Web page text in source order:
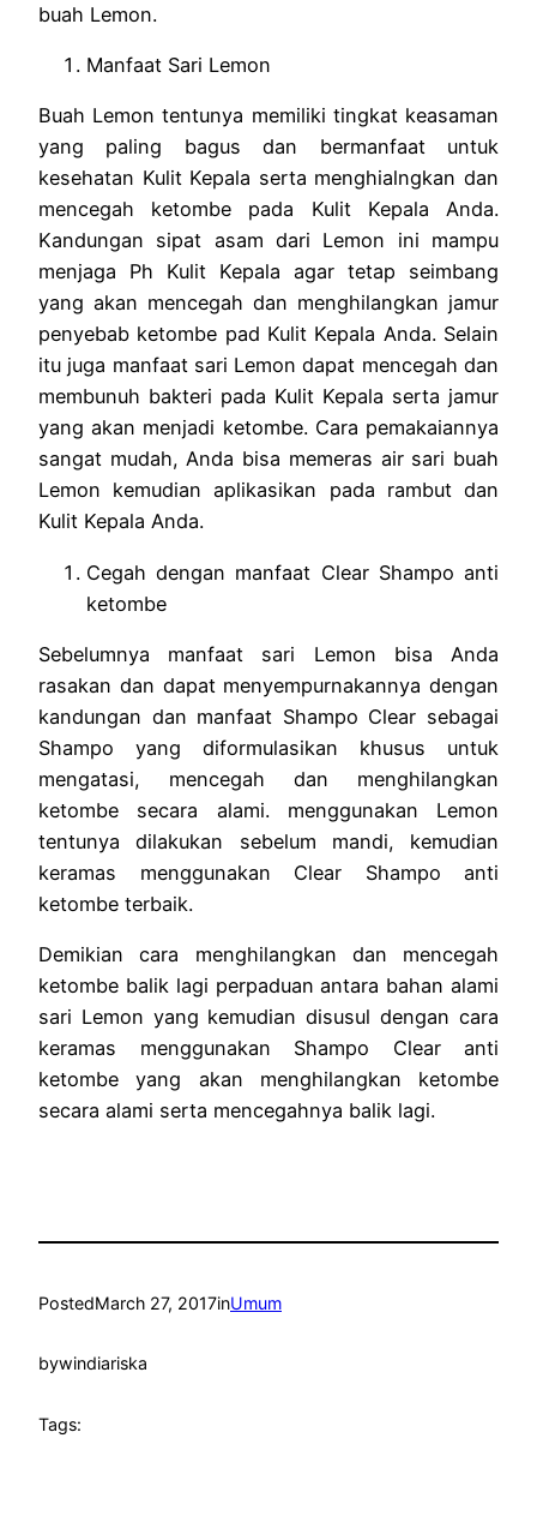
buah Lemon.
Manfaat Sari Lemon
Buah Lemon tentunya memiliki tingkat keasaman
yang paling bagus dan bermanfaat untuk
kesehatan Kulit Kepala serta menghialngkan dan
mencegah ketombe pada Kulit Kepala Anda.
Kandungan sipat asam dari Lemon ini mampu
menjaga Ph Kulit Kepala agar tetap seimbang
yang akan mencegah dan menghilangkan jamur
penyebab ketombe pad Kulit Kepala Anda. Selain
itu juga manfaat sari Lemon dapat mencegah dan
membunuh bakteri pada Kulit Kepala serta jamur
yang akan menjadi ketombe. Cara pemakaiannya
sangat mudah, Anda bisa memeras air sari buah
Lemon kemudian aplikasikan pada rambut dan
Kulit Kepala Anda.
Cegah dengan manfaat Clear Shampo anti
ketombe
Sebelumnya manfaat sari Lemon bisa Anda
rasakan dan dapat menyempurnakannya dengan
kandungan dan manfaat Shampo Clear sebagai
Shampo yang diformulasikan khusus untuk
mengatasi, mencegah dan menghilangkan
ketombe secara alami. menggunakan Lemon
tentunya dilakukan sebelum mandi, kemudian
keramas menggunakan Clear Shampo anti
ketombe terbaik.
Demikian cara menghilangkan dan mencegah
ketombe balik lagi perpaduan antara bahan alami
sari Lemon yang kemudian disusul dengan cara
keramas menggunakan Shampo Clear anti
ketombe yang akan menghilangkan ketombe
secara alami serta mencegahnya balik lagi.
PostedMarch 27, 2017inUmum
bywindiariska
Tags: